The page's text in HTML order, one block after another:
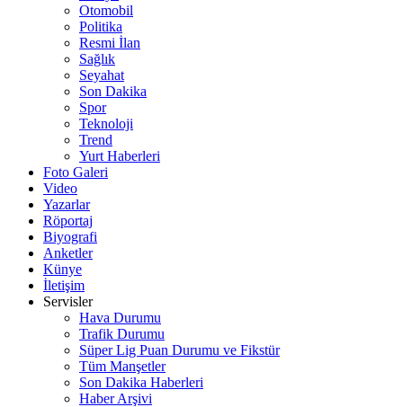
Otomobil
Politika
Resmi İlan
Sağlık
Seyahat
Son Dakika
Spor
Teknoloji
Trend
Yurt Haberleri
Foto Galeri
Video
Yazarlar
Röportaj
Biyografi
Anketler
Künye
İletişim
Servisler
Hava Durumu
Trafik Durumu
Süper Lig Puan Durumu ve Fikstür
Tüm Manşetler
Son Dakika Haberleri
Haber Arşivi